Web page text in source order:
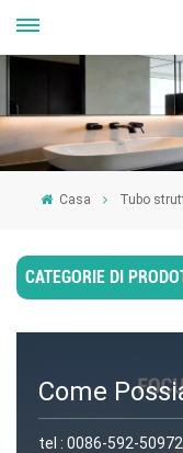
Casa Tubo
CATEGORIE DI
Come
tel : 0086-592-